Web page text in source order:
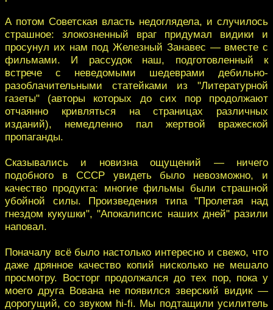
А потом Советская власть недоглядела, и случилось
страшное: злокозненный враг придумал видики и
просунул их нам под Железный Занавес — вместе с
фильмами. И рассудок наш, подготовленный к
встрече с неведомыми шедеврами дебильно-
разоблачительными статейками из "Литературной
газеты" (авторы которых до сих пор продолжают
отчаянно кривляться на страницах различных
изданий), немедленно пал жертвой вражеской
пропаганды.
Сказывались и новизна ощущений — ничего
подобного в СССР увидеть было невозможно, и
качество продукта: многие фильмы были страшной
убойной силы. Произведения типа "Пролетая над
гнездом кукушки", "Апокалипсис наших дней" разили
наповал.
Поначалу всё было настолько интересно и свежо, что
даже дрянное качество копий нисколько не мешало
просмотру. Восторг продолжался до тех пор, пока у
моего друга Вована не появился зверский видик —
дорогущий, со звуком hi-fi. Мы подтащили усилитель